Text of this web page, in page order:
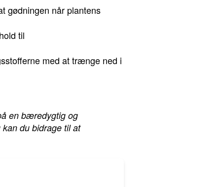
gødningen når plantens
til
med at trænge ned i
en bæredygtig og
du bidrage til at